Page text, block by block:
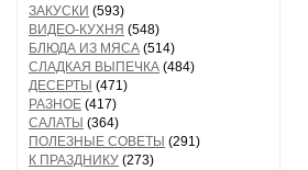
ЗАКУСКИ (593)
ВИДЕО-КУХНЯ (548)
БЛЮДА ИЗ МЯСА (514)
СЛАДКАЯ ВЫПЕЧКА (484)
ДЕСЕРТЫ (471)
РАЗНОЕ (417)
САЛАТЫ (364)
ПОЛЕЗНЫЕ СОВЕТЫ (291)
К ПРАЗДНИКУ (273)